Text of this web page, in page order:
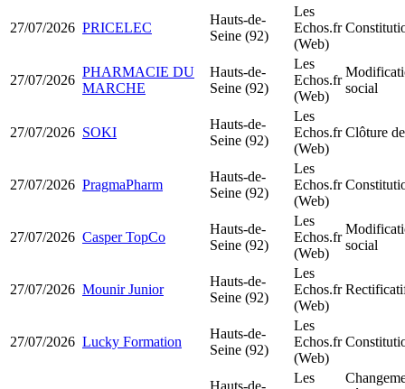
27/07/2026 PRICELEC
Hauts-de-
Seine (92)
Les
Echos.fr
(Web)
27/07/2026
PHARMACIE DU
MARCHE
Hauts-de-
Seine (92)
Les
Echos.fr
(Web)
social
27/07/2026 SOKI
Hauts-de-
Seine (92)
Les
Echos.fr
(Web)
Clôture
27/07/2026 PragmaPharm
Hauts-de-
Seine (92)
Les
Echos.fr
(Web)
27/07/2026 Casper TopCo
Hauts-de-
Seine (92)
Les
Echos.fr
(Web)
social
27/07/2026 Mounir Junior
Hauts-de-
Seine (92)
Les
Echos.fr
(Web)
27/07/2026 Lucky Formation
Hauts-de-
Seine (92)
Les
Echos.fr
(Web)
Hauts-de-
Les